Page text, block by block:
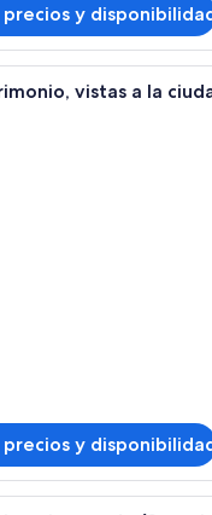
y
Un dormitorio con una cama
vistas a la
y
Un dormitorio moderno con